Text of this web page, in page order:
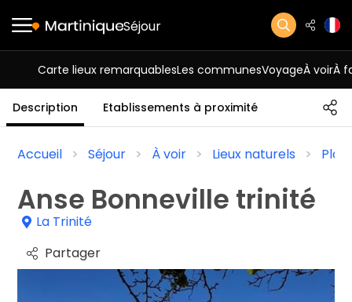
Séjour
Carte lieux remarquablesLes communesVoyageÀ voirÀ
Description Etablissements à proximité
Accueil Séjour À voir Lieux naturels
Anse Bonneville trinité
La Trinité
Partager